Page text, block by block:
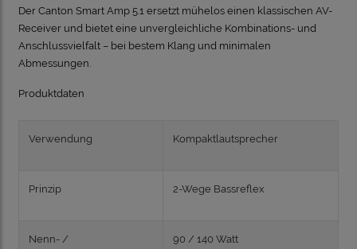
Der Canton Smart Amp 5.1 ersetzt mühelos einen klassischen AV-
Receiver und bietet eine unvergleichliche Kombinations- und
Anschlussvielfalt – bei bestem Klang und minimalen
Abmessungen
Produktdaten
Verwendung Kompaktlautsprecher
Prinzip 2-Wege Bassreflex
Nenn- /
90 / 140 Watt